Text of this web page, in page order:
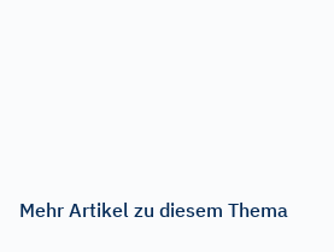
Mehr Artikel zu diesem Thema